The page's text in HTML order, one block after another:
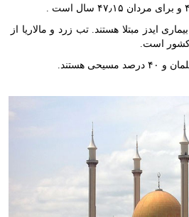
ایدز مبتلا هستند. تب زرد و مالاریا از
کشور است.